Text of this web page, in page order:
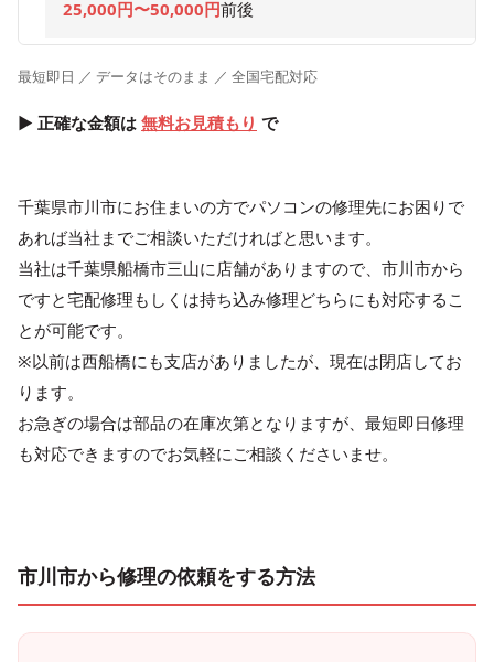
25,000円〜50,000円前後
最短即日 ／ データはそのまま ／ 全国宅配対応
▶ 正確な金額は 無料お見積もり で
千葉県市川市にお住まいの方でパソコンの修理先にお困りで
あれば当社までご相談いただければと思います。
当社は千葉県船橋市三山に店舗がありますので、市川市から
ですと宅配修理もしくは持ち込み修理どちらにも対応するこ
とが可能です。
※以前は西船橋にも支店がありましたが、現在は閉店してお
ります。
お急ぎの場合は部品の在庫次第となりますが、最短即日修理
も対応できますのでお気軽にご相談くださいませ。
市川市から修理の依頼をする方法